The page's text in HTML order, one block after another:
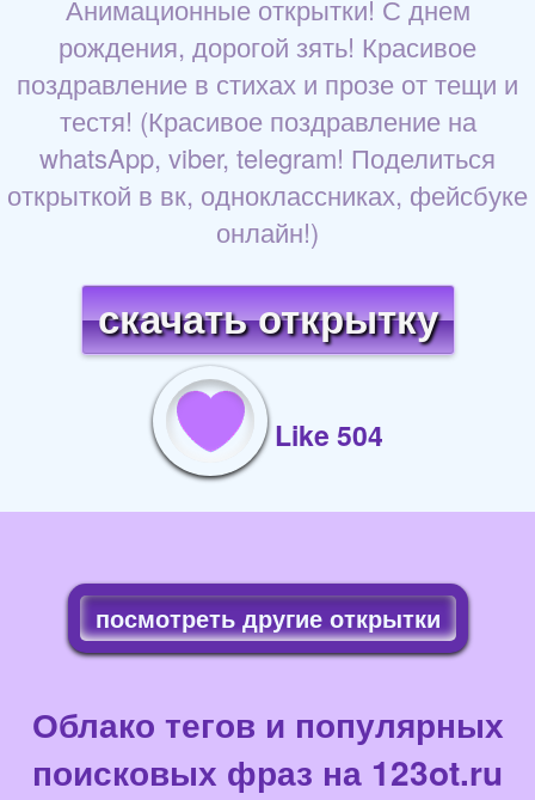
Анимационные открытки! С днем
рождения, дорогой зять! Красивое
поздравление в стихах и прозе от тещи и
тестя! (Красивое поздравление на
whatsApp, viber, telegram! Поделиться
открыткой в вк, одноклассниках, фейсбуке
онлайн!)
скачать открытку
Like 504
посмотреть другие открытки
Облако тегов и популярных
поисковых фраз на 123ot.ru